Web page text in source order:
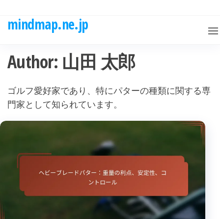
mindmap.ne.jp
Author: 山田 太郎
ゴルフ愛好家であり、特にパターの種類に関する専
門家として知られています。